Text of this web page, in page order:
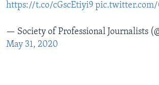
https://t.co/cGscEtiyi9 pic.twitter.com/
— Society of Professional Journalists
May 31, 2020